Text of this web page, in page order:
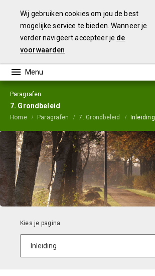
Wij gebruiken cookies om jou de best
mogelijke service te bieden. Wanneer je
verder navigeert accepteer je de
voorwaarden
Paragrafen
7. Grondbeleid
Home Paragrafen 7. Grondbeleid Inleiding